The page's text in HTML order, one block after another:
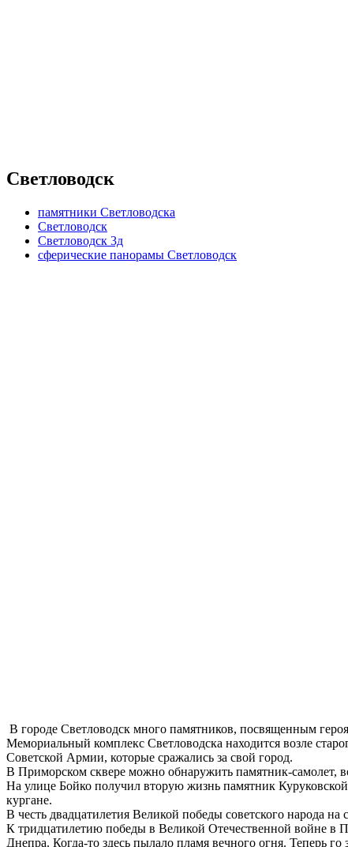
Светловодск
памятники Светловодска
Светловодск
Светловодск 3д
сферические панорамы Светловодск
В городе Светловодск много памятников, посвященным
Мемориальный комплекс Светловодска находится возле
Советской Армии, которые сражались за свой город.
В Приморском сквере можно обнаружить памятник-самолет,
На улице Бойко получил вторую жизнь памятник Куруковской
кургане.
В честь двадцатилетия Великой победы советского народа
К тридцатилетию победы в Великой Отечественной войне в
Днепра. Когда-то здесь пылало пламя вечного огня. Теперь